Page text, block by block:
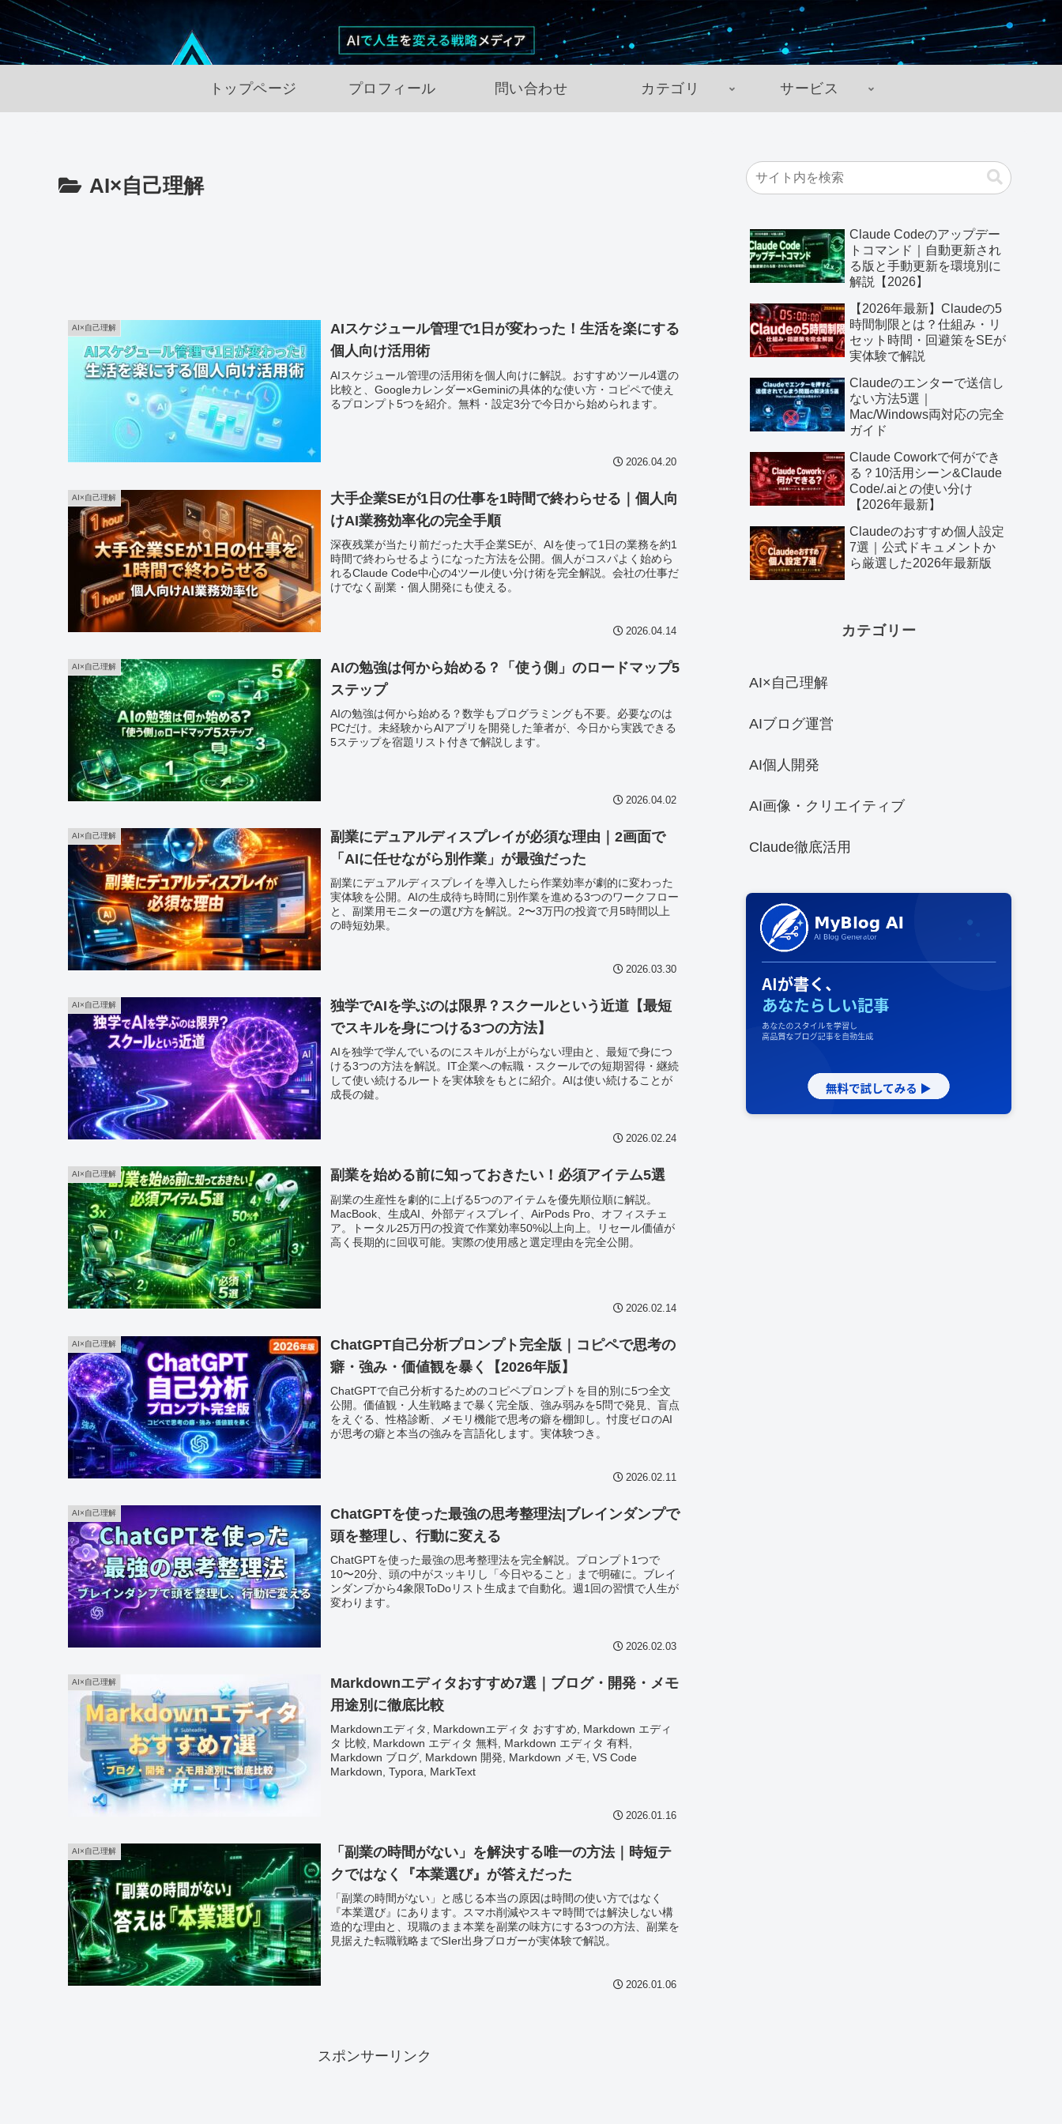
トップページ プロフィール 問い合わせ カテゴリ サービス
AI×自己理解
AI×自己理解
AIスケジュール管理で1日が変わった！生活を楽にする
個人向け活用術
AIスケジュール管理の活用術を個人向けに解説。おすすめツール4選の
比較と、Googleカレンダー×Geminiの具体的な使い方・コピペで使え
るプロンプト5つを紹介。無料・設定3分で今日から始められます。
2026.04.20
AI×自己理解
大手企業SEが1日の仕事を1時間で終わらせる｜個人向
けAI業務効率化の完全手順
深夜残業が当たり前だった大手企業SEが、AIを使って1日の業務を約1
時間で終わらせるようになった方法を公開。個人がコスパよく始めら
れるClaude Code中心の4ツール使い分け術を完全解説。会社の仕事だ
けでなく副業・個人開発にも使える。
2026.04.14
AI×自己理解
AIの勉強は何から始める？「使う側」のロードマップ5
ステップ
AIの勉強は何から始める？数学もプログラミングも不要。必要なのは
PCだけ。未経験からAIアプリを開発した筆者が、今日から実践できる
5ステップを宿題リスト付きで解説します。
2026.04.02
AI×自己理解
副業にデュアルディスプレイが必須な理由｜2画面で
「AIに任せながら別作業」が最強だった
副業にデュアルディスプレイを導入したら作業効率が劇的に変わった
実体験を公開。AIの生成待ち時間に別作業を進める3つのワークフロー
と、副業用モニターの選び方を解説。2〜3万円の投資で月5時間以上
の時短効果。
2026.03.30
AI×自己理解
独学でAIを学ぶのは限界？スクールという近道【最短
でスキルを身につける3つの方法】
AIを独学で学んでいるのにスキルが上がらない理由と、最短で身につ
ける3つの方法を解説。IT企業への転職・スクールでの短期習得・継続
して使い続けるルートを実体験をもとに紹介。AIは使い続けることが
成長の鍵。
2026.02.24
AI×自己理解 副業を始める前に知っておきたい！必須アイテム5選
副業の生産性を劇的に上げる5つのアイテムを優先順位順に解説。
MacBook、生成AI、外部ディスプレイ、AirPods Pro、オフィスチェ
ア。トータル25万円の投資で作業効率50%以上向上。リセール価値が
高く長期的に回収可能。実際の使用感と選定理由を完全公開。
2026.02.14
AI×自己理解
ChatGPT自己分析プロンプト完全版｜コピペで思考の
癖・強み・価値観を暴く【2026年版】
ChatGPTで自己分析するためのコピペプロンプトを目的別に5つ全文
公開。価値観・人生戦略まで暴く完全版、強み弱みを5問で発見、盲点
をえぐる、性格診断、メモリ機能で思考の癖を棚卸し。忖度ゼロのAI
が思考の癖と本当の強みを言語化します。実体験つき。
2026.02.11
AI×自己理解
ChatGPTを使った最強の思考整理法|ブレインダンプで
頭を整理し、行動に変える
ChatGPTを使った最強の思考整理法を完全解説。プロンプト1つで
10〜20分、頭の中がスッキリし「今日やること」まで明確に。ブレイ
ンダンプから4象限ToDoリスト生成まで自動化。週1回の習慣で人生が
変わります。
2026.02.03
AI×自己理解
Markdownエディタおすすめ7選｜ブログ・開発・メモ
用途別に徹底比較
Markdownエディタ, Markdownエディタ おすすめ, Markdown エディ
タ 比較, Markdown エディタ 無料, Markdown エディタ 有料,
Markdown ブログ, Markdown 開発, Markdown メモ, VS Code
Markdown, Typora, MarkText
2026.01.16
AI×自己理解
「副業の時間がない」を解決する唯一の方法｜時短テ
クではなく『本業選び』が答えだった
「副業の時間がない」と感じる本当の原因は時間の使い方ではなく
『本業選び』にあります。スマホ削減やスキマ時間では解決しない構
造的な理由と、現職のまま本業を副業の味方にする3つの方法、副業を
見据えた転職戦略までSIer出身ブロガーが実体験で解説。
2026.01.06
スポンサーリンク
Claude Codeのアップデー
トコマンド｜自動更新され
る版と手動更新を環境別に
解説【2026】
【2026年最新】Claudeの5
時間制限とは？仕組み・リ
セット時間・回避策をSEが
実体験で解説
Claudeのエンターで送信し
ない方法5選｜
Mac/Windows両対応の完全
ガイド
Claude Coworkで何ができ
る？10活用シーン&Claude
Code/.aiとの使い分け
【2026年最新】
Claudeのおすすめ個人設定
7選｜公式ドキュメントか
ら厳選した2026年最新版
カテゴリー
AI×自己理解
AIブログ運営
AI個人開発
AI画像・クリエイティブ
Claude徹底活用